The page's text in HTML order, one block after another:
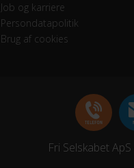
Job og karriere
Persondatapolitik
Brug af cookies
Fri Selskabet